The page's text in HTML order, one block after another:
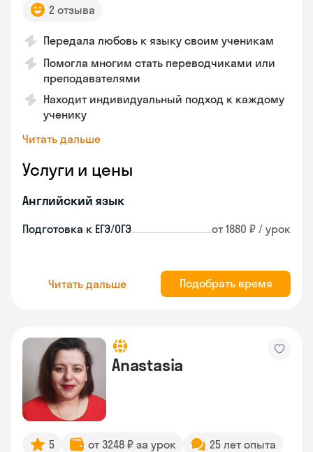
2 отзыва
Передала любовь к языку своим ученикам
Помогла многим стать переводчиками или
преподавателями
Находит индивидуальный подход к каждому
ученику
Читать дальше
Услуги и цены
Английский язык
Подготовка к ЕГЭ/ОГЭ от 1880 ₽ / урок
Читать дальше Подобрать время
Anastasia
5 от 3248 ₽ за урок
25 лет опыта